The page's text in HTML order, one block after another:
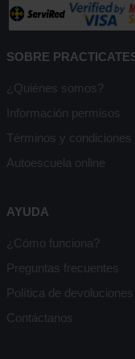
SOBRE
¿Quiénes somos?
Información permisos
Términos y condiciones
Autoescuela online
AYUDA
¿Cómo funciona?
Preguntas frecuentes
Política de devoluciones
Contáctanos